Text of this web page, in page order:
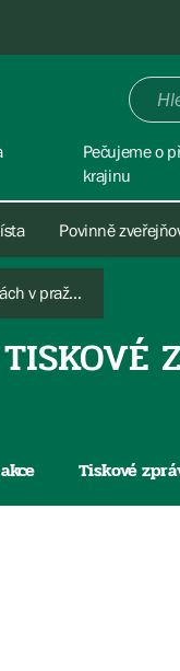
Pečujeme o
krajinu
Povinně
Pokračuje sanace skály na Zámkách v pražských Bohnicích
Tiskové